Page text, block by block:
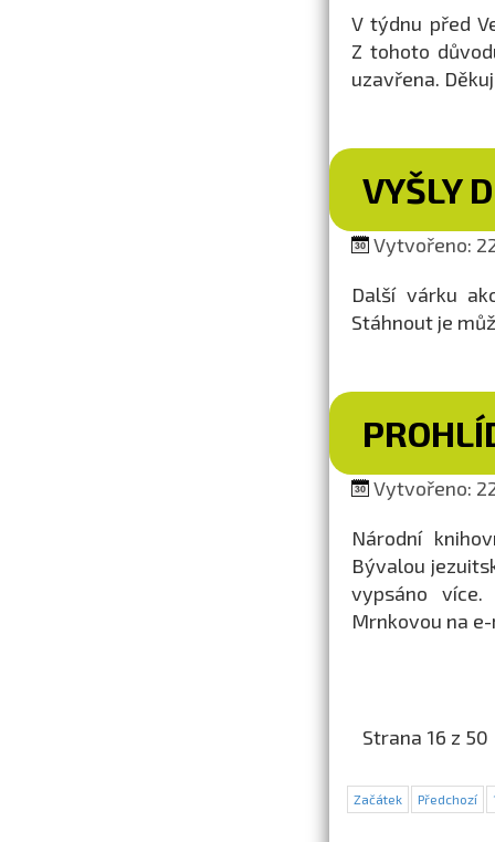
V týdnu před
Z tohoto
uzavřena.
VYŠLY
Vytvořeno:
Další várku
Stáhnout je
Vytvořeno:
Národní
Bývalou
vypsáno
Mrnkovou na
Strana 16 z 50
Začátek Předchozí